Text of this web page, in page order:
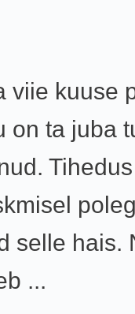
viie kuuse
on ta juba
Tihedus
selle hais.
...